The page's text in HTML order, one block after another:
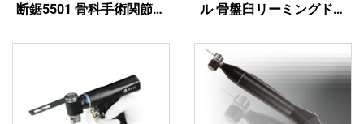
断鋸5501 骨科手術関節外
ル 骨盤臼リーミングドリ
節外傷用システム5000